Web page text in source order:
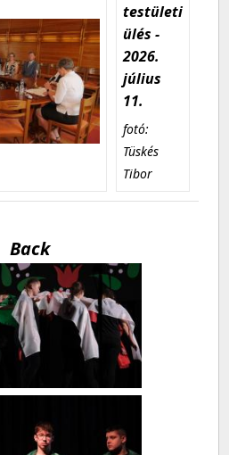
testületi
ülés -
2026.
július
11.
fotó:
Tüskés
Tibor
Back